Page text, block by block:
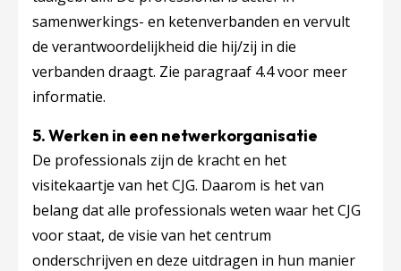
samenwerkings- en ketenverbanden en vervult
de verantwoordelijkheid die hij/zij in die
verbanden draagt. Zie paragraaf 4.4 voor meer
informatie.
5. Werken in een netwerkorganisatie
De professionals zijn de kracht en het
visitekaartje van het CJG. Daarom is het van
belang dat alle professionals weten waar het CJG
voor staat, de visie van het centrum
onderschrijven en deze uitdragen in hun manier